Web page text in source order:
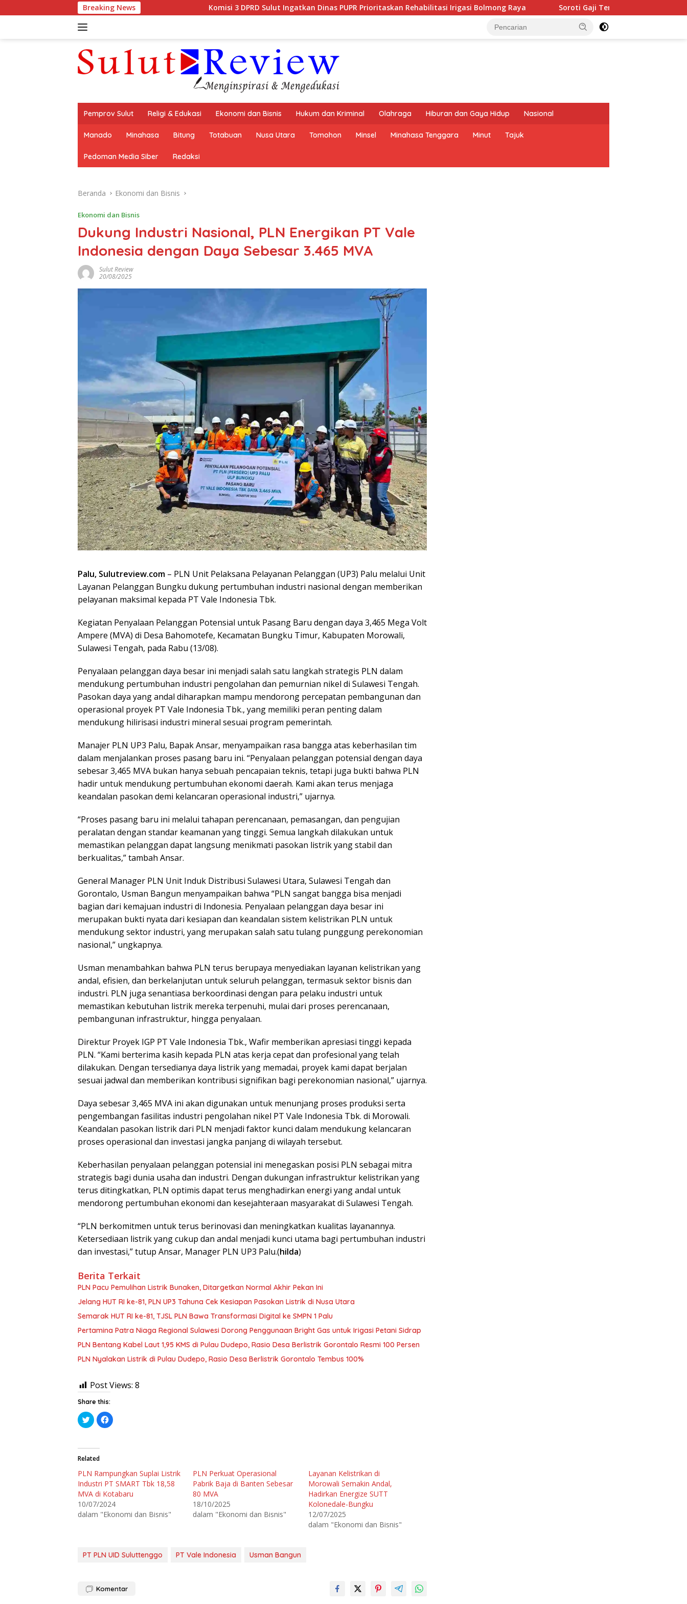
ke
Breaking News Komisi 3 DPRD Sulut Ingatkan Dinas PUPR Prioritaskan Rehabilitasi Irigasi Bolmong Raya Soroti Gaji Tenaga Medis dan Nakes RSUD-ODSK,
Pemprov Sulut Religi & Edukasi Ekonomi dan Bisnis Hukum dan Kriminal Olahraga Hiburan dan Gaya Hidup Nasional
Manado Minahasa Bitung Totabuan Nusa Utara Tomohon Minsel Minahasa Tenggara Minut Tajuk
Pedoman Media Siber Redaksi
Beranda Ekonomi dan Bisnis
Ekonomi dan Bisnis
Dukung Industri Nasional, PLN Energikan PT Vale
Indonesia dengan Daya Sebesar 3.465 MVA
Sulut Review
20/08/2025
Palu, Sulutreview.com – PLN Unit Pelaksana Pelayanan Pelanggan (UP3) Palu melalui Unit
Layanan Pelanggan Bungku dukung pertumbuhan industri nasional dengan memberikan
pelayanan maksimal kepada PT Vale Indonesia Tbk.
Kegiatan Penyalaan Pelanggan Potensial untuk Pasang Baru dengan daya 3,465 Mega Volt
Ampere (MVA) di Desa Bahomotefe, Kecamatan Bungku Timur, Kabupaten Morowali,
Sulawesi Tengah, pada Rabu (13/08).
Penyalaan pelanggan daya besar ini menjadi salah satu langkah strategis PLN dalam
mendukung pertumbuhan industri pengolahan dan pemurnian nikel di Sulawesi Tengah.
Pasokan daya yang andal diharapkan mampu mendorong percepatan pembangunan dan
operasional proyek PT Vale Indonesia Tbk., yang memiliki peran penting dalam
mendukung hilirisasi industri mineral sesuai program pemerintah.
Manajer PLN UP3 Palu, Bapak Ansar, menyampaikan rasa bangga atas keberhasilan tim
dalam menjalankan proses pasang baru ini. “Penyalaan pelanggan potensial dengan daya
sebesar 3,465 MVA bukan hanya sebuah pencapaian teknis, tetapi juga bukti bahwa PLN
hadir untuk mendukung pertumbuhan ekonomi daerah. Kami akan terus menjaga
keandalan pasokan demi kelancaran operasional industri,” ujarnya.
“Proses pasang baru ini melalui tahapan perencanaan, pemasangan, dan pengujian
peralatan dengan standar keamanan yang tinggi. Semua langkah dilakukan untuk
memastikan pelanggan dapat langsung menikmati pasokan listrik yang stabil dan
berkualitas,” tambah Ansar.
General Manager PLN Unit Induk Distribusi Sulawesi Utara, Sulawesi Tengah dan
Gorontalo, Usman Bangun menyampaikan bahwa “PLN sangat bangga bisa menjadi
bagian dari kemajuan industri di Indonesia. Penyalaan pelanggan daya besar ini
merupakan bukti nyata dari kesiapan dan keandalan sistem kelistrikan PLN untuk
mendukung sektor industri, yang merupakan salah satu tulang punggung perekonomian
nasional,” ungkapnya.
Usman menambahkan bahwa PLN terus berupaya menyediakan layanan kelistrikan yang
andal, efisien, dan berkelanjutan untuk seluruh pelanggan, termasuk sektor bisnis dan
industri. PLN juga senantiasa berkoordinasi dengan para pelaku industri untuk
memastikan kebutuhan listrik mereka terpenuhi, mulai dari proses perencanaan,
pembangunan infrastruktur, hingga penyalaan.
Direktur Proyek IGP PT Vale Indonesia Tbk., Wafir memberikan apresiasi tinggi kepada
PLN. “Kami berterima kasih kepada PLN atas kerja cepat dan profesional yang telah
dilakukan. Dengan tersedianya daya listrik yang memadai, proyek kami dapat berjalan
sesuai jadwal dan memberikan kontribusi signifikan bagi perekonomian nasional,” ujarnya.
Daya sebesar 3,465 MVA ini akan digunakan untuk menunjang proses produksi serta
pengembangan fasilitas industri pengolahan nikel PT Vale Indonesia Tbk. di Morowali.
Keandalan pasokan listrik dari PLN menjadi faktor kunci dalam mendukung kelancaran
proses operasional dan investasi jangka panjang di wilayah tersebut.
Keberhasilan penyalaan pelanggan potensial ini menegaskan posisi PLN sebagai mitra
strategis bagi dunia usaha dan industri. Dengan dukungan infrastruktur kelistrikan yang
terus ditingkatkan, PLN optimis dapat terus menghadirkan energi yang andal untuk
mendorong pertumbuhan ekonomi dan kesejahteraan masyarakat di Sulawesi Tengah.
“PLN berkomitmen untuk terus berinovasi dan meningkatkan kualitas layanannya.
Ketersediaan listrik yang cukup dan andal menjadi kunci utama bagi pertumbuhan industri
dan investasi,” tutup Ansar, Manager PLN UP3 Palu.(hilda)
Berita Terkait
PLN Pacu Pemulihan Listrik Bunaken, Ditargetkan Normal Akhir Pekan Ini
Jelang HUT RI ke-81, PLN UP3 Tahuna Cek Kesiapan Pasokan Listrik di Nusa Utara
Semarak HUT RI ke-81, TJSL PLN Bawa Transformasi Digital ke SMPN 1 Palu
Pertamina Patra Niaga Regional Sulawesi Dorong Penggunaan Bright Gas untuk Irigasi Petani Sidrap
PLN Bentang Kabel Laut 1,95 KMS di Pulau Dudepo, Rasio Desa Berlistrik Gorontalo Resmi 100 Persen
PLN Nyalakan Listrik di Pulau Dudepo, Rasio Desa Berlistrik Gorontalo Tembus 100%
Post Views: 8
Share this:
K
l
n
t
u
b
r
b
a
g
p
i
(
M
K
l
m
e
m
b
a
g
k
a
c
k
Related
PLN Rampungkan Suplai Listrik
Industri PT SMART Tbk 18,58
MVA di Kotabaru
10/07/2024
dalam "Ekonomi dan Bisnis"
PLN Perkuat Operasional
Pabrik Baja di Banten Sebesar
80 MVA
18/10/2025
dalam "Ekonomi dan Bisnis"
Layanan Kelistrikan di
Morowali Semakin Andal,
Hadirkan Energize SUTT
Kolonedale-Bungku
12/07/2025
dalam "Ekonomi dan Bisnis"
PT PLN UID Suluttenggo PT Vale Indonesia Usman Bangun
Komentar